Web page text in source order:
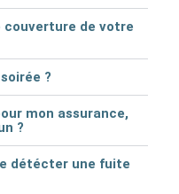
couverture de votre
?
mon assurance,
?
détécter une fuite